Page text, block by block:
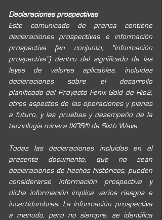
Declaraciones prospectivas
Este comunicado de prensa contiene
declaraciones prospectivas e información
prospectiva (en conjunto, "información
prospectiva") dentro del significado de las
leyes de valores aplicables, incluidas
declaraciones sobre el desarrollo
planificado del Proyecto Fenix Gold de Rio2,
otros aspectos de las operaciones y planes
a futuro, y las pruebas y desempeño de la
tecnología minera IXOS® de Sixth Wave.
Todas las declaraciones incluidas en el
presente documento, que no sean
declaraciones de hechos históricos, pueden
considerarse información prospectiva y
dicha información implica varios riesgos e
incertidumbres. La información prospectiva
a menudo, pero no siempre, se identifica